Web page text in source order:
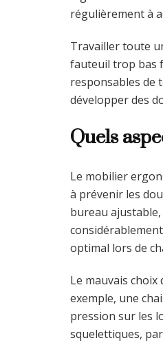
régulièrement à
Travailler toute
fauteuil trop bas
responsables de
développer des
Quels
Le mobilier
à prévenir les
bureau
optimal lors de
Le mauvais
exemple, une
pression sur les
squelettiques,